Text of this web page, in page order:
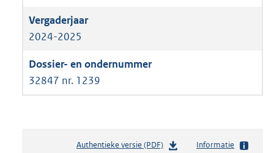
2024-2025
32847 nr. 1239
Authentieke versie (PDF)b
Informatie